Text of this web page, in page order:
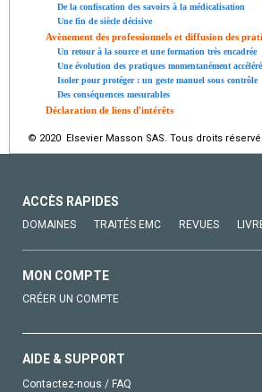
De la confiscation des savoirs à la médicalisation
Une fin de siècle décisive
Avènement des professionnels et diffusion des
Un retour à la source et une formation très encadrée
Une évolution des pratiques momentanément
Isoler pour protéger : un geste manuel sous contrôle
Des conséquences mesurables
Déclaration de liens d'intérêts
© 2020 Elsevier Masson SAS. Tous droits
ACCÈS RAPIDES
DOMAINES TRAITÉS EMC REVUES
MON COMPTE
CRÉER UN COMPTE
AIDE & SUPPORT
Contactez-nous / FAQ